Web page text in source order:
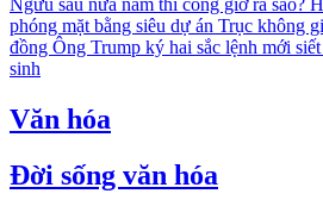
Ngưu sau nửa năm thi công giờ ra sao?
phóng mặt bằng siêu dự án Trục không
đồng Ông Trump ký hai sắc lệnh mới
sinh
Văn hóa
Đời sống văn hóa